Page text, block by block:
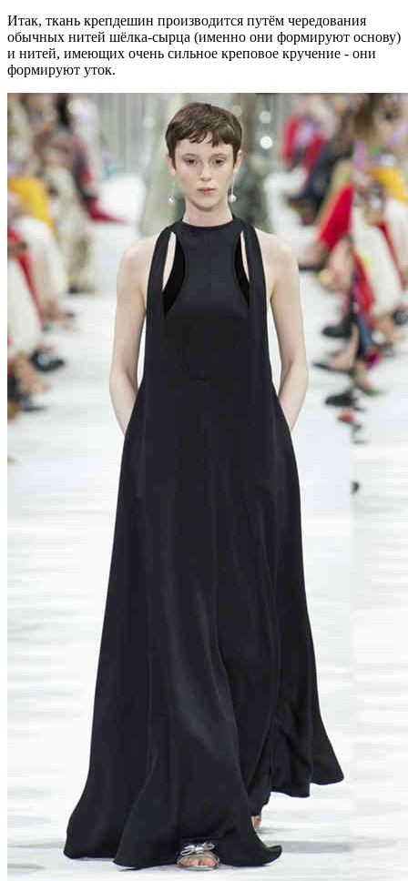
Итак, ткань крепдешин производится путём чередования
обычных нитей шёлка-сырца (именно они формируют основу)
и нитей, имеющих очень сильное креповое кручение - они
формируют уток.